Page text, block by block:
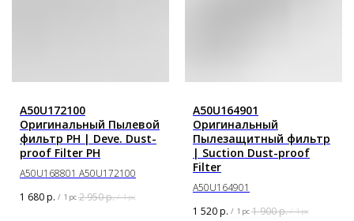
A50U172100
Оригинальный Пылевой
фильтр PH | Deve. Dust-
proof Filter PH
A50U168801 A50U172100
1 680р. / 1 pc 2 950р. / 1 pc
A50U164901
Оригинальный
Пылезащитный фильтр
| Suction Dust-proof
Filter
A50U164901
1 520р. / 1 pc 1 900р. / 1 pc